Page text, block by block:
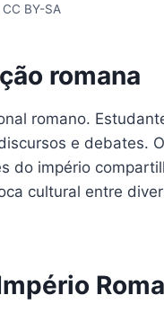
BY-SA
romana
romano.
e debates.
do império
cultural entre